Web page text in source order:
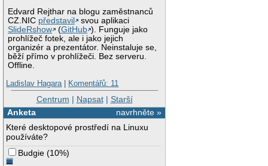
Edvard Rejthar na blogu zaměstnanců
CZ.NIC představil
svou aplikaci
SlideRshow
(GitHub ). Funguje jako
prohlížeč fotek, ale i jako jejich
organizér a prezentátor. Neinstaluje se,
běží přímo v prohlížeči. Bez serveru.
Offline.
Ladislav Hagara| Komentářů: 11
Centrum | Napsat| Starší
navrhněte »
Anketa
Které desktopové prostředí na Linuxu
používáte?
Budgie (10%)